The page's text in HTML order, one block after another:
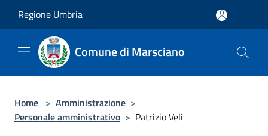
Regione Umbria
Comune di Marsciano
Home > Amministrazione >
Personale amministrativo > Patrizio Veli